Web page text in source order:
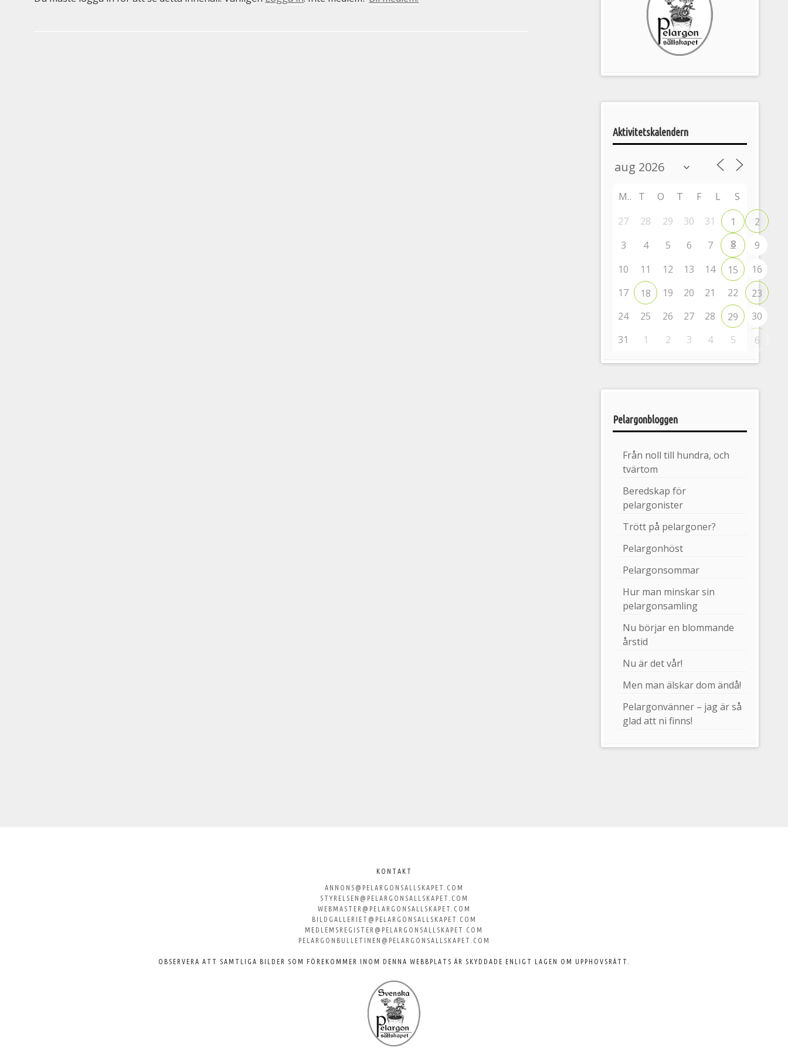
Pelargonsällskapets
aktiviteter
Aktivitetskalendern
M T O T F L
S
27
28 29 30 31 1
2
3
4 5 6 7 8
9
10
11 12 13 14 15
16
17
18 19 20 21 22
23
24
25 26 27 28 29
30
31
1 2 3 4 5 6
Pelargonbloggen
Från noll till hundra, och
tvärtom
Beredskap för
pelargonister
Trött på pelargoner?
Pelargonhöst
Pelargonsommar
Hur man minskar sin
pelargonsamling
Nu börjar en blommande
årstid
Nu är det vår!
Men man älskar dom ändå!
Pelargonvänner – jag är så
glad att ni finns!
KONTAKT
ANNONS@PELARGONSALLSKAPET.COM
STYRELSEN@PELARGONSALLSKAPET.COM
WEBMASTER@PELARGONSALLSKAPET.COM
BILDGALLERIET@PELARGONSALLSKAPET.COM
MEDLEMSREGISTER@PELARGONSALLSKAPET.COM
PELARGONBULLETINEN@PELARGONSALLSKAPET.COM
OBSERVERA ATT SAMTLIGA BILDER SOM FÖREKOMMER INOM DENNA WEBBPLATS ÄR SKYDDADE ENLIGT LAGEN OM UPPHOVSRÄTT.